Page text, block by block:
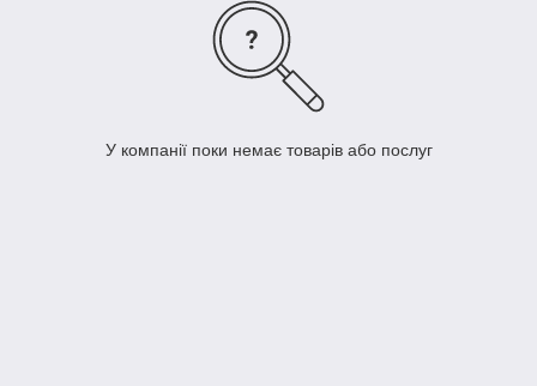
У компанії поки немає товарів або послуг